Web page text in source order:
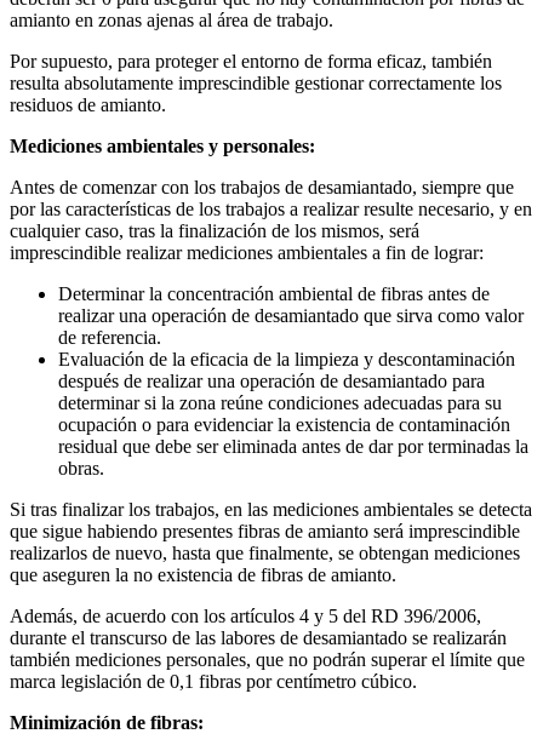
amianto en zonas ajenas al área de trabajo.
Por supuesto, para proteger el entorno de forma eficaz, también
resulta absolutamente imprescindible gestionar correctamente los
residuos de amianto.
Mediciones ambientales y personales:
Antes de comenzar con los trabajos de desamiantado, siempre que
por las características de los trabajos a realizar resulte necesario, y en
cualquier caso, tras la finalización de los mismos, será
imprescindible realizar mediciones ambientales a fin de lograr:
Determinar la concentración ambiental de fibras antes de
realizar una operación de desamiantado que sirva como valor
de referencia.
Evaluación de la eficacia de la limpieza y descontaminación
después de realizar una operación de desamiantado para
determinar si la zona reúne condiciones adecuadas para su
ocupación o para evidenciar la existencia de contaminación
residual que debe ser eliminada antes de dar por terminadas la
obras.
Si tras finalizar los trabajos, en las mediciones ambientales se detecta
que sigue habiendo presentes fibras de amianto será imprescindible
realizarlos de nuevo, hasta que finalmente, se obtengan mediciones
que aseguren la no existencia de fibras de amianto.
Además, de acuerdo con los artículos 4 y 5 del RD 396/2006,
durante el transcurso de las labores de desamiantado se realizarán
también mediciones personales, que no podrán superar el límite que
marca legislación de 0,1 fibras por centímetro cúbico.
Minimización de fibras: